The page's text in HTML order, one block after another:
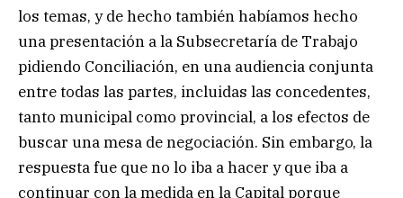
los temas, y de hecho también habíamos hecho
una presentación a la Subsecretaría de Trabajo
pidiendo Conciliación, en una audiencia conjunta
entre todas las partes, incluidas las concedentes,
tanto municipal como provincial, a los efectos de
buscar una mesa de negociación. Sin embargo, la
respuesta fue que no lo iba a hacer y que iba a
continuar con la medida en la Capital porque